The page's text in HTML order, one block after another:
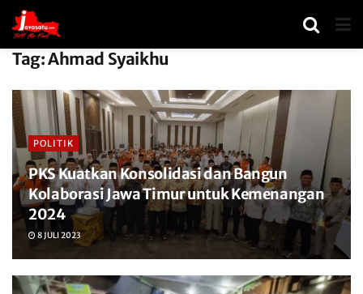
Tag:Ahmad Syaikhu
POLITIK
PKS Kuatkan Konsolidasi dan Bangun
Kolaborasi Jawa Timur untuk Kemenangan
2024
8 JULI 2023